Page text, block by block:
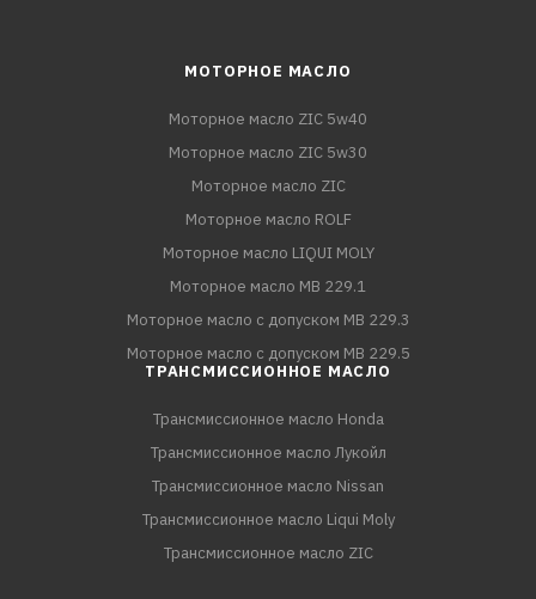
МОТОРНОЕ МАСЛО
Моторное масло ZIC 5w40
Моторное масло ZIC 5w30
Моторное масло ZIC
Моторное масло ROLF
Моторное масло LIQUI MOLY
Моторное масло MB 229.1
Моторное масло с допуском MB 229.3
Моторное масло с допуском MB 229.5
ТРАНСМИССИОННОЕ МАСЛО
Трансмиссионное масло Honda
Трансмиссионное масло Лукойл
Трансмиссионное масло Nissan
Трансмиссионное масло Liqui Moly
Трансмиссионное масло ZIC